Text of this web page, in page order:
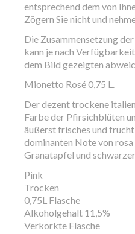
entsprechend dem von
Zögern Sie nicht und
Die Zusammensetzung
kann je nach
dem Bild gezeigten
Mionetto Rosé 0,75 L.
Der dezent trockene
Farbe der Pfirsichblüten
äußerst frisches und
dominanten Note von
Granatapfel und
Pink
Trocken
0,75L Flasche
Alkoholgehalt 11,5%
Verkorkte Flasche